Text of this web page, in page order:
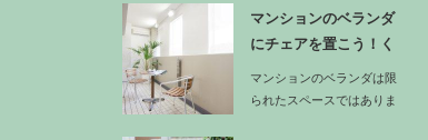
がスノコ…
マンションのベランダ
にチェアを置こう！く
つろぎ時間…
マンションのベランダは限
られたスペースではありま